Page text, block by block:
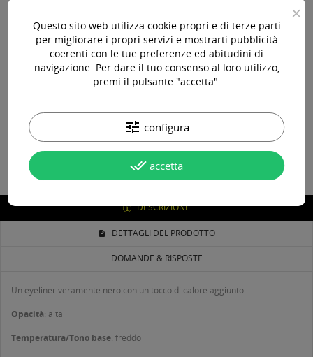
Consegna in 24-48 ore lavorative*
Assistenza pre e post vendita
DESCRIZIONE
DETTAGLI DEL PRODOTTO
DOMANDE & RISPOSTE
Un eyeliner veramente nero con un tocco di calore aggiunto.
Opacità: alta
Temperatura/Tono base: freddo
×
Questo sito web utilizza cookie propri e di terze parti
per migliorare i propri servizi e mostrarti pubblicità
coerenti con le tue preferenze ed abitudini di
navigazione. Per dare il tuo consenso al loro utilizzo,
premi il pulsante "accetta".
tune configura
done_all accetta